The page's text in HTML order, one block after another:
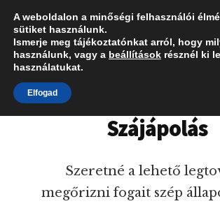
main
content
Additional
menu
Fogorvos
válaszol
Szájápolás
Szeretné a lehető
megőrizni fogait szép
A weboldalon a minőségi felhasználói
sütiket használunk.
Ismerje meg tájékoztatónkat arról, hogy
használunk, vagy a beállítások résznél ki
használatukat.
Elfogad